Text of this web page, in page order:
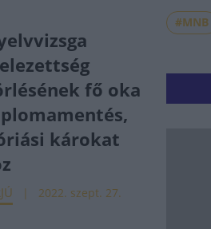
fő oka
károkat
2022. szept. 27.
#MNB